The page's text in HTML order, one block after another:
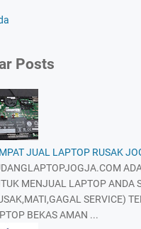
Posts
JUAL LAPTOP RUSAK
MENJUAL LAPTOP ANDA
SERVICE)
BEKAS AMAN ...